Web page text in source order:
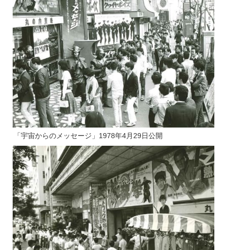
「宇宙からのメッセージ」1978年4月29日公開